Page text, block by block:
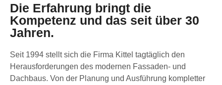
Die Erfahrung bringt die
Kompetenz und das seit über 30
Jahren.
Seit 1994 stellt sich die Firma Kittel tagtäglich den
Herausforderungen des modernen Fassaden- und
Dachbaus. Von der Planung und Ausführung kompletter